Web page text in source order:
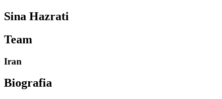
Sina Hazrati
Team
Iran
Biografia